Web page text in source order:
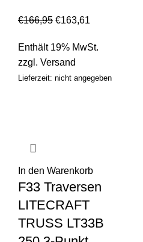
€166,95 €163,61
Enthält 19% MwSt.
zzgl. Versand
Lieferzeit: nicht angegeben
In den Warenkorb
F33 Traversen
LITECRAFT
TRUSS LT33B